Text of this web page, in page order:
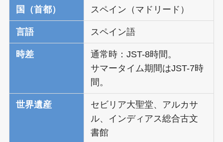
国（首都） スペイン（マドリード）
言語 スペイン語
時差
通常時：JST-8時間。
サマータイム期間はJST-7時
間。
世界遺産
セビリア大聖堂、アルカサ
ル、インディアス総合古文
書館